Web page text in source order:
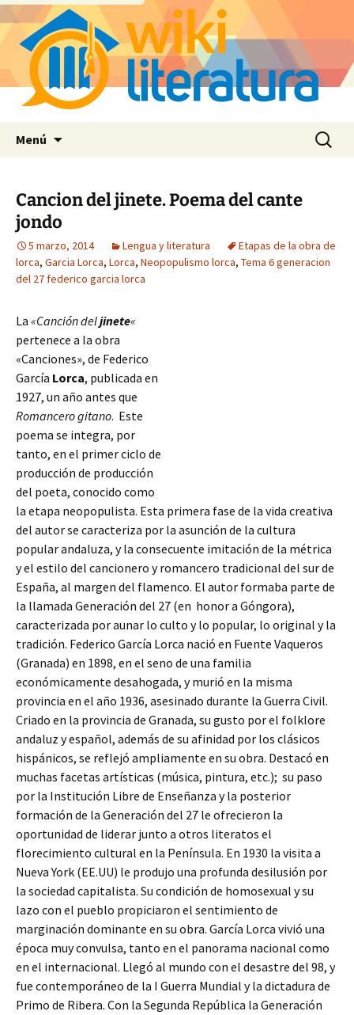
Menú Buscar:
Cancion del jinete. Poema del cante
jondo
5 marzo, 2014 Lengua y literatura
Etapas de la obra de
lorca, Garcia Lorca, Lorca, Neopopulismo lorca, Tema 6 generacion
del 27 federico garcia lorca
La «Canción deljinete«
pertenece a la obra
«Canciones», de Federico
García Lorca, publicada en
1927, un año antes que
Romancero gitano. Este
poema se integra, por
tanto, en el primer ciclo de
producción de producción
del poeta, conocido como
la etapa neopopulista. Esta primera fase de la vida creativa
del autor se caracteriza por la asunción de la cultura
popular andaluza, y la consecuente imitación de la métrica
y el estilo del cancionero y romancero tradicional del sur de
España, al margen del flamenco. El autor formaba parte de
la llamada Generación del 27 (en honor a Góngora),
caracterizada por aunar lo culto y lo popular, lo original y la
tradición. Federico García Lorca nació en Fuente Vaqueros
(Granada) en 1898, en el seno de una familia
económicamente desahogada, y murió en la misma
provincia en el año 1936, asesinado durante la Guerra Civil.
Criado en la provincia de Granada, su gusto por el folklore
andaluz y español, además de su afinidad por los clásicos
hispánicos, se reflejó ampliamente en su obra. Destacó en
muchas facetas artísticas (música, pintura, etc.); su paso
por la Institución Libre de Enseñanza y la posterior
formación de la Generación del 27 le ofrecieron la
oportunidad de liderar junto a otros literatos el
florecimiento cultural en la Península. En 1930 la visita a
Nueva York (EE.UU) le produjo una profunda desilusión por
la sociedad capitalista. Su condición de homosexual y su
lazo con el pueblo propiciaron el sentimiento de
marginación dominante en su obra. García Lorca vivió una
época muy convulsa, tanto en el panorama nacional como
en el internacional. Llegó al mundo con el desastre del 98, y
fue contemporáneo de la I Guerra Mundial y la dictadura de
Primo de Ribera. Con la Segunda República la Generación